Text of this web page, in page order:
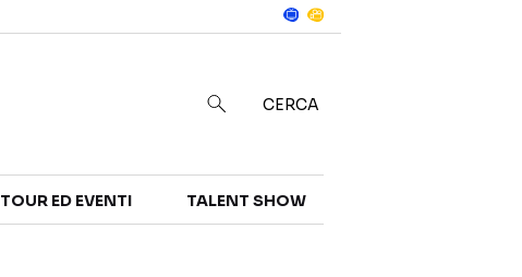
CERCA
TOUR ED EVENTI TALENT SHOW